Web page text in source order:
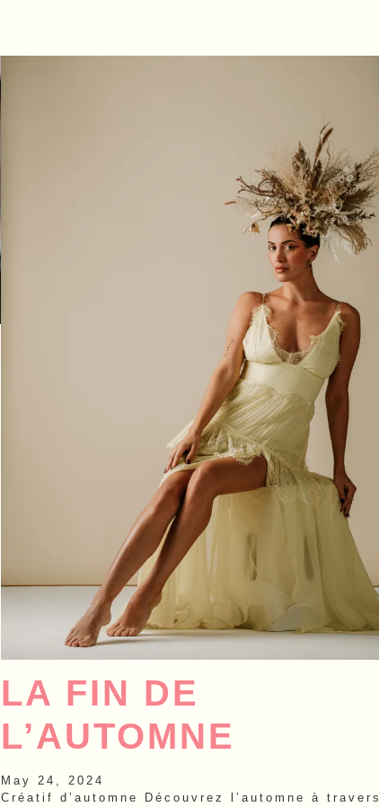
LA FIN DE
L’AUTOMNE
May 24, 2024
Créatif d’automne Découvrez l’automne à travers